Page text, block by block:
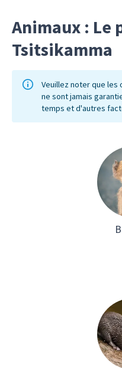
Animaux : Le
Tsitsikamma
Veuillez noter que les
ne sont jamais
temps et d'autres